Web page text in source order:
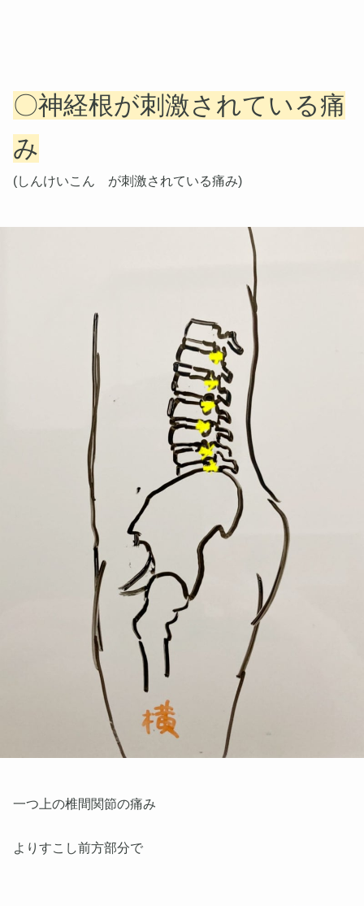
〇神経根が刺激されている痛
み
(しんけいこん が刺激されている痛み)
一つ上の椎間関節の痛み
よりすこし前方部分で